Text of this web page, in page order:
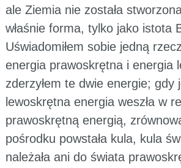
ale Ziemia nie została
właśnie forma, tylko jako istota
Uświadomiłem sobie jedną
energia prawoskrętna i energia
zderzyłem te dwie energie; gdy
lewoskrętna energia weszła w
prawoskrętną energią,
pośrodku powstała kula, kula
należała ani do świata